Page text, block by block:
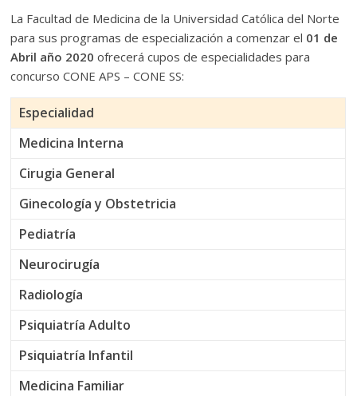
La Facultad de Medicina de la Universidad Católica del Norte
para sus programas de especialización a comenzar el 01 de
Abril año 2020 ofrecerá cupos de especialidades para
concurso CONE APS – CONE SS:
Especialidad
Medicina Interna
Cirugia General
Ginecología y Obstetricia
Pediatría
Neurocirugía
Radiología
Psiquiatría Adulto
Psiquiatría Infantil
Medicina Familiar